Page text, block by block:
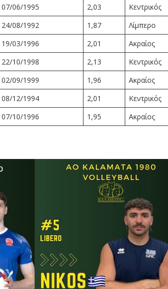
07/06/1995 2,03 Κεντρικός
24/08/1992 1,87 Λίμπερο
19/03/1996 2,01 Ακραίος
22/10/1998 2,13 Κεντρικός
02/09/1999 1,96 Ακραίος
08/12/1994 2,01 Κεντρικός
07/10/1996 1,95 Ακραίος